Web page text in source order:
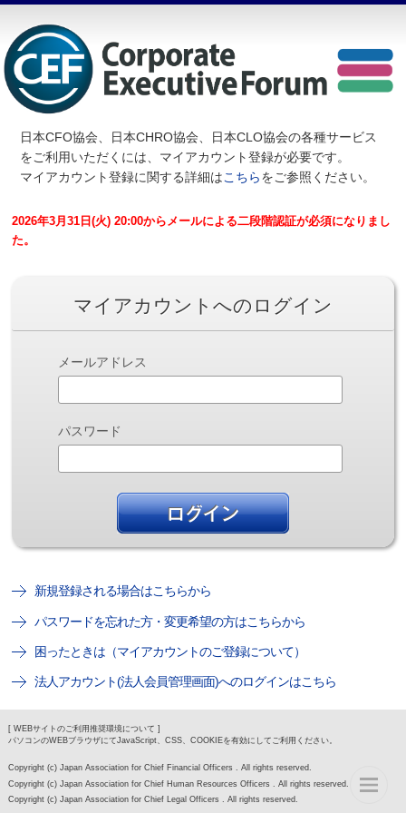
日本CFO協会、日本CHRO協会、日本CLO協会の各種サービス
をご利用いただくには、マイアカウント登録が必要です。
マイアカウント登録に関する詳細はこちらをご参照ください。
2026年3月31日(火) 20:00からメールによる二段階認証が必須になりまし
た。
マイアカウントへのログイン
メールアドレス
パスワード
新規登録される場合はこちらから
パスワードを忘れた方・変更希望の方はこちらから
困ったときは（マイアカウントのご登録について）
法人アカウント(法人会員管理画面)へのログインはこちら
[ WEBサイトのご利用推奨環境について ]
パソコンのWEBブラウザにてJavaScript、CSS、COOKIEを有効にしてご利用ください。
Copyright (c) Japan Association for Chief Financial Officers . All rights reserved.
Copyright (c) Japan Association for Chief Human Resources Officers . All rights reserved.
Copyright (c) Japan Association for Chief Legal Officers . All rights reserved.